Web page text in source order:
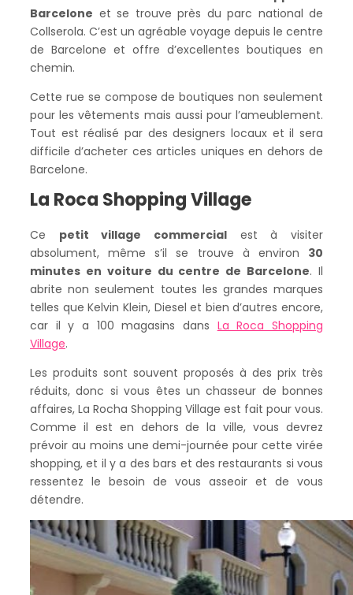
Barcelone et se trouve près du parc national de
Collserola. C’est un agréable voyage depuis le centre
de Barcelone et offre d’excellentes boutiques en
chemin.
Cette rue se compose de boutiques non seulement
pour les vêtements mais aussi pour l’ameublement.
Tout est réalisé par des designers locaux et il sera
difficile d’acheter ces articles uniques en dehors de
Barcelone.
La Roca Shopping Village
Ce petit village commercial est à visiter
absolument, même s’il se trouve à environ 30
minutes en voiture du centre de Barcelone. Il
abrite non seulement toutes les grandes marques
telles que Kelvin Klein, Diesel et bien d’autres encore,
car il y a 100 magasins dans La Roca Shopping
Village.
Les produits sont souvent proposés à des prix très
réduits, donc si vous êtes un chasseur de bonnes
affaires, La Rocha Shopping Village est fait pour vous.
Comme il est en dehors de la ville, vous devrez
prévoir au moins une demi-journée pour cette virée
shopping, et il y a des bars et des restaurants si vous
ressentez le besoin de vous asseoir et de vous
détendre.